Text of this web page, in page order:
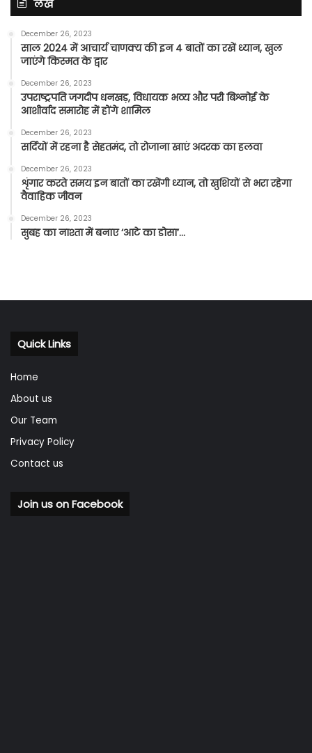
लेख
December 26, 2023
साल 2024 में आचार्य चाणक्य की इन 4 बातों का रखें ध्यान, खुल
जाएंगे किस्मत के द्वार
December 26, 2023
उपराष्ट्रपति जगदीप धनखड़, विधायक भव्य और परी बिश्नोई के
आशीर्वाद समारोह में होंगे शामिल
December 26, 2023
सर्दियों में रहना है सेहतमंद, तो रोजाना खाएं अदरक का हलवा
December 26, 2023
शृंगार करते समय इन बातों का रखेंगी ध्यान, तो खुशियों से भरा रहेगा
वैवाहिक जीवन
December 26, 2023
सुबह का नाश्ता में बनाए ‘आटे का डोसा’…
Quick Links
Home
About us
Our Team
Privacy Policy
Contact us
Join us on Facebook